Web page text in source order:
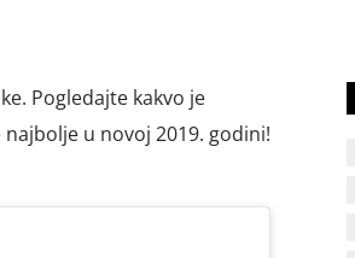
Pogledajte kakvo je
u novoj 2019. godini!